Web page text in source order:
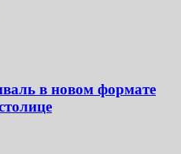
в новом формате